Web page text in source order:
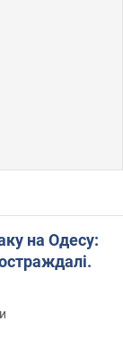
на Одесу: